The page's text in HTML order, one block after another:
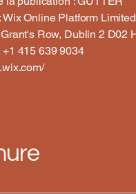
Wix Online Platform Limited
Row, Dublin 2 D02
+1 415 639 9034